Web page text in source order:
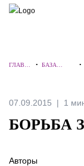
ПОИСК ПО
ГЛАВН
•БАЗА
07.09.2015 1
БОРЬБА
Авторы